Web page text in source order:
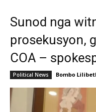
Sunod nga
prosekusyon,
COA –
Political News Bombo